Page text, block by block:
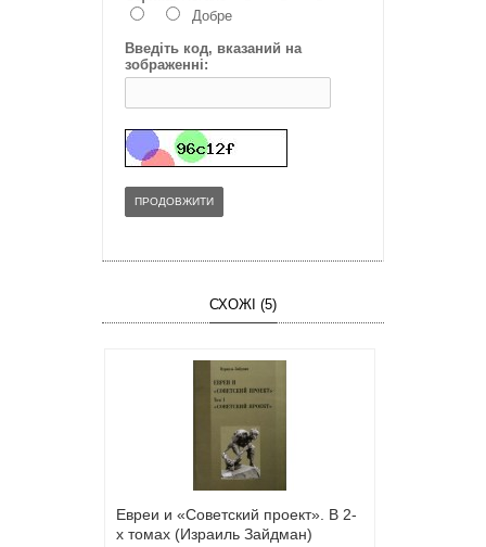
Добре
Введіть код, вказаний на
зображенні:
ПРОДОВЖИТИ
СХОЖІ (5)
Евреи и «Советский проект». В 2-
х томах (Израиль Зайдман)